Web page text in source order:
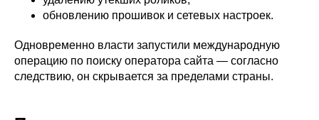
обновлению прошивок и сетевых настроек.
Одновременно власти запустили международную
операцию по поиску оператора сайта — согласно
следствию, он скрывается за пределами страны.